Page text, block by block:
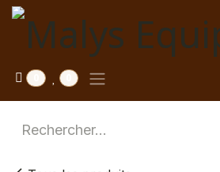
Se rendre au contenu